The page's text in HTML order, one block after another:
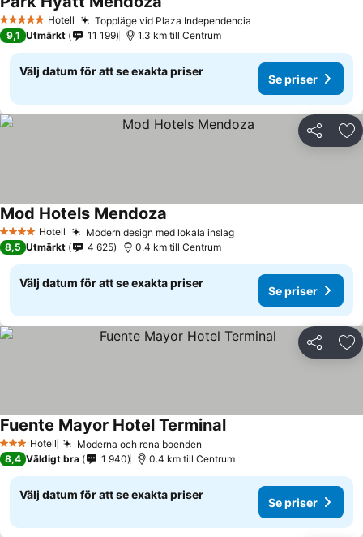
5 Stjärnor Hotell Toppläge vid Plaza Independencia
9,1 Utmärkt 11 199 1.3 km till Centrum
Välj datum för att se exakta priser
Se priser
Dela
4 StjärnorHotell Modern design med lokala inslagSe priser
Mod Hotels Mendoza
8,5 Utmärkt 4 625 0.4 km till Centrum
Välj datum för att se exakta priser
Se priser
Dela
3 StjärnorHotell Moderna och rena boenden
Fuente Mayor Hotel TerminalSe priser
8,4 Väldigt bra 1 940 0.4 km till Centrum
Välj datum för att se exakta priser
Se priser